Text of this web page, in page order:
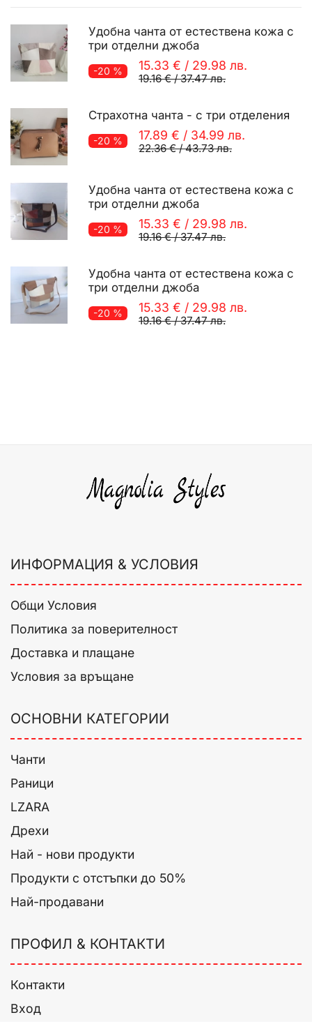
Удобна чанта от естествена кожа с
три отделни джоба
-20 % 15.33 € / 29.98 лв.
19.16 €/37.47 лв.
Страхотна чанта - с три отделения
-20 % 17.89 € / 34.99 лв.
22.36 €/43.73 лв.
Удобна чанта от естествена кожа с
три отделни джоба
-20 % 15.33 € / 29.98 лв.
19.16 €/37.47 лв.
Удобна чанта от естествена кожа с
три отделни джоба
-20 % 15.33 € / 29.98 лв.
19.16 €/37.47 лв.
ИНФОРМАЦИЯ & УСЛОВИЯ
Общи Условия
Политика за поверителност
Доставка и плащане
Условия за връщане
ОСНОВНИ КАТЕГОРИИ
Чанти
Раници
LZARA
Дрехи
Най - нови продукти
Продукти с отстъпки до 50%
Най-продавани
ПРОФИЛ & КОНТАКТИ
Контакти
Вход